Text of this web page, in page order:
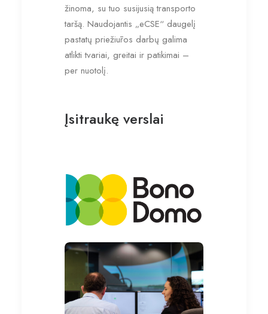
žinoma, su tuo susijusią transporto
taršą. Naudojantis „eCSE“ daugelį
pastatų priežiūros darbų galima
atlikti tvariai, greitai ir patikimai –
per nuotolį.
Įsitraukę verslai